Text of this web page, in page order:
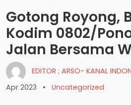
Gotong Royong,
Kodim 0802/
Jalan Bersama
EDITOR ; ARSO- KANAL
Apr 2023
• Uncategorized